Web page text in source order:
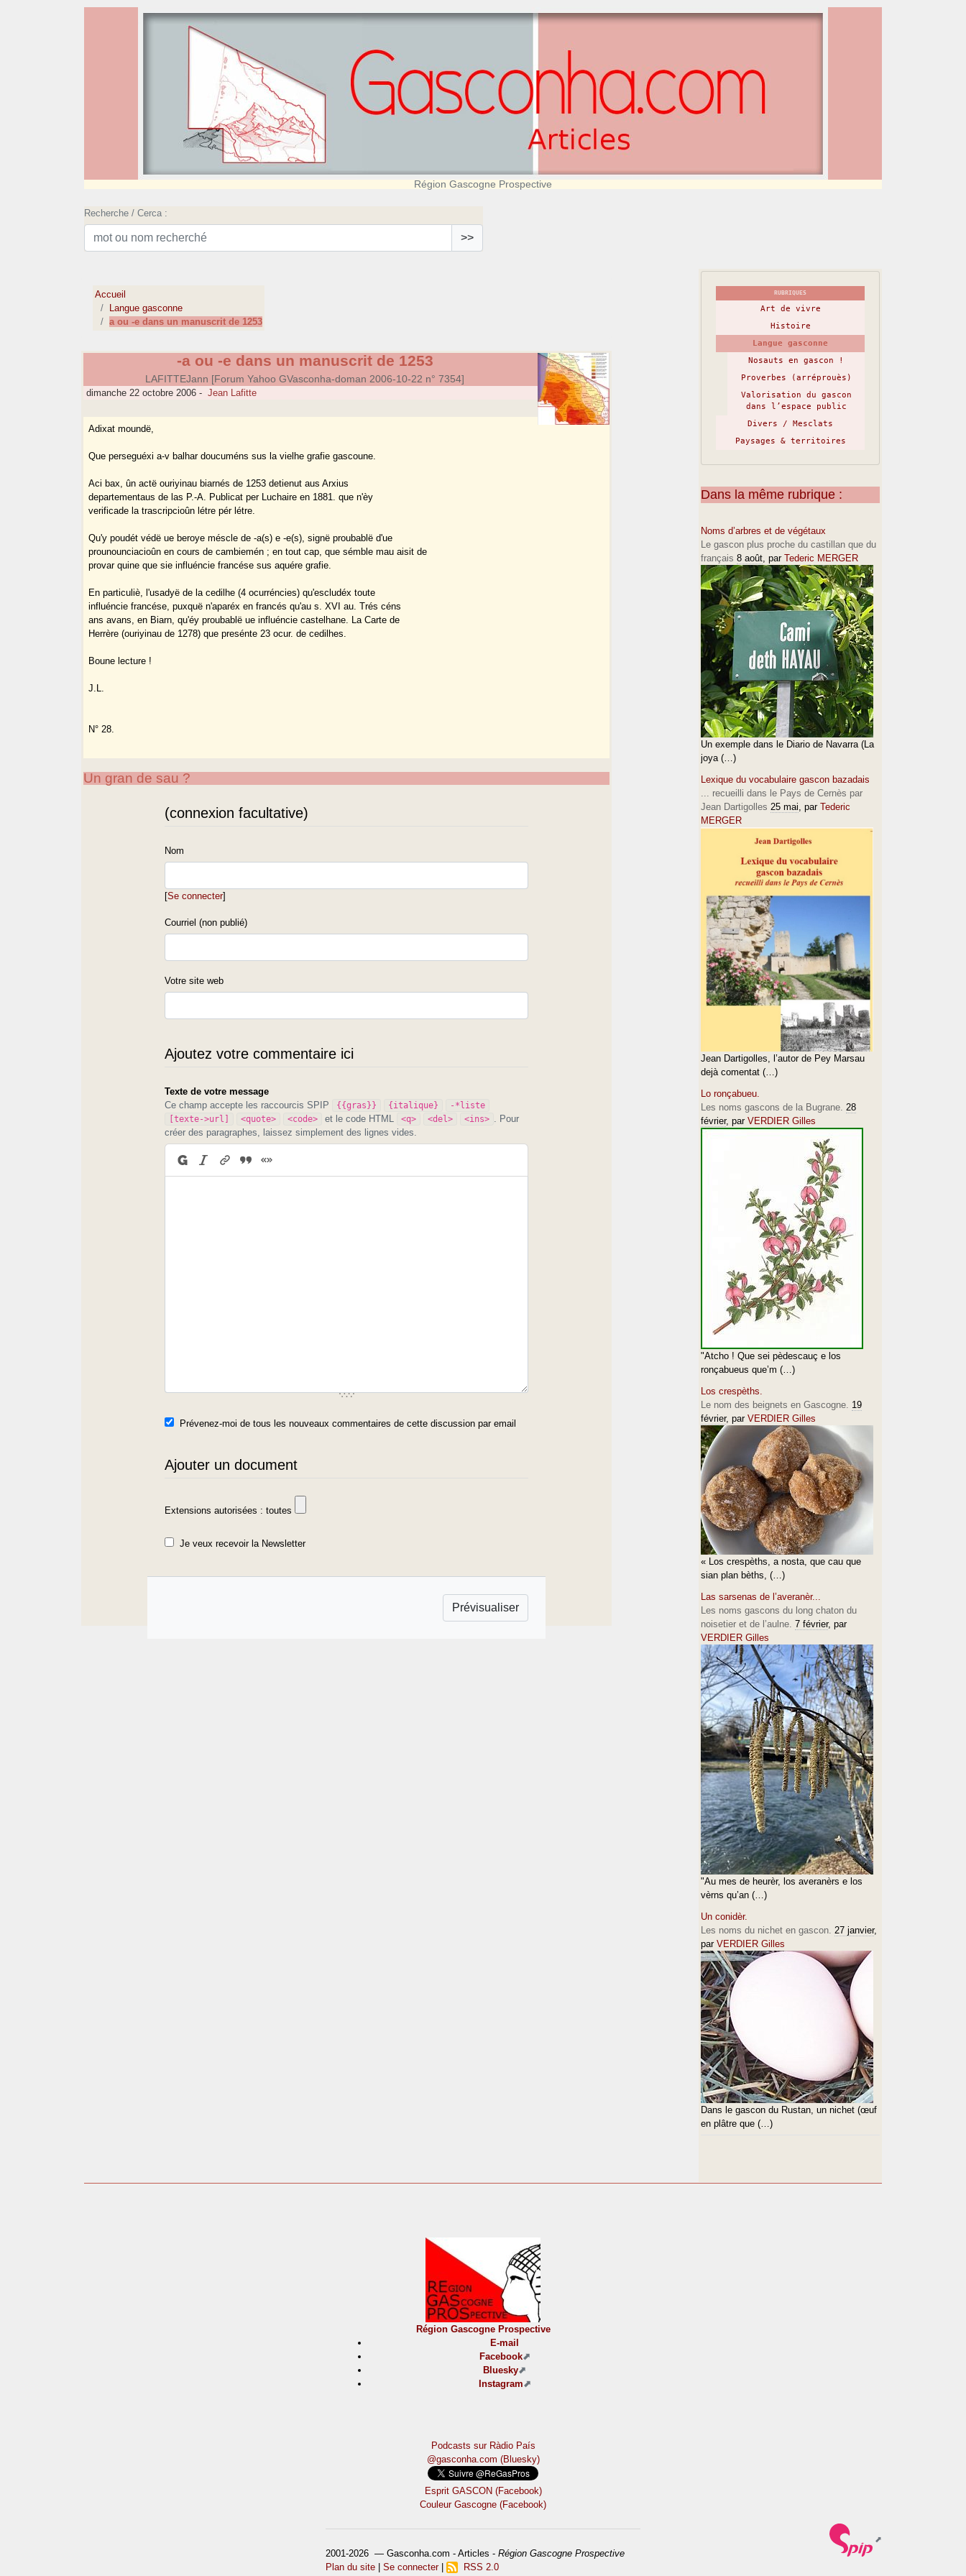
Région Gascogne Prospective
Recherche / Cerca :
>>
Accueil
Langue gasconne
a ou -e dans un manuscrit de 1253
-a ou -e dans un manuscrit de 1253
LAFITTEJann [Forum Yahoo GVasconha-doman 2006-10-22 n° 7354]
dimanche 22 octobre 2006 - Jean Lafitte
Adixat moundë,
Que perseguéxi a-v balhar doucuméns sus la vielhe grafie gascoune.
Aci bax, ûn actë ouriyinau biarnés de 1253 detienut aus Arxius
departementaus de las P.-A. Publicat per Luchaire en 1881. que n'èy
verificade la trascripcioûn létre pér létre.
Qu'y poudét védë ue beroye méscle de -a(s) e -e(s), signë proubablë d'ue
prounounciacioûn en cours de cambiemén ; en tout cap, que sémble mau aisit de
provar quine que sie influéncie francése sus aquére grafie.
En particuliè, l'usadyë de la cedilhe (4 ocurréncies) qu'escludéx toute
influéncie francése, puxquë n'aparéx en francés qu'au s. XVI au. Trés céns
ans avans, en Biarn, qu'éy proubablë ue influéncie castelhane. La Carte de
Herrère (ouriyinau de 1278) que presénte 23 ocur. de cedilhes.
Boune lecture !
J.L.
N° 28.
Un gran de sau ?
(connexion facultative)
Nom
[Se connecter]
Courriel (non publié)
Votre site web
Ajoutez votre commentaire ici
Texte de votre message
Ce champ accepte les raccourcis SPIP
{{gras}} {italique}
-*liste
[texte->url]
<quote> <code> et le code HTML <q> <del> <ins>
. Pour
créer des paragraphes, laissez simplement des lignes vides.
Prévenez-moi de tous les nouveaux commentaires de cette discussion par email
Ajouter un document
Extensions autorisées : toutes
Je veux recevoir la Newsletter
RUBRIQUES
Art de vivre
Histoire
Langue gasconne
Nosauts en gascon !
Proverbes (arréprouès)
Valorisation du gascon
dans l’espace public
Divers / Mesclats
Paysages & territoires
Dans la même rubrique :
Noms d’arbres et de végétaux
Le gascon plus proche du castillan que du
français 8 août, par Tederic MERGER
Un exemple dans le Diario de Navarra (La
joya (…)
Lexique du vocabulaire gascon bazadais
... recueilli dans le Pays de Cernès par
Jean Dartigolles 25 mai, par Tederic
MERGER
Jean Dartigolles, l’autor de Pey Marsau
dejà comentat (…)
Lo ronçabueu.
Les noms gascons de la Bugrane. 28
février, par VERDIER Gilles
"Atcho ! Que sei pèdescauç e los
ronçabueus que’m (…)
Los crespèths.
Le nom des beignets en Gascogne. 19
février, par VERDIER Gilles
« Los crespèths, a nosta, que cau que
sian plan bèths, (…)
Las sarsenas de l’averanèr...
Les noms gascons du long chaton du
noisetier et de l’aulne. 7 février, par
VERDIER Gilles
"Au mes de heurèr, los averanèrs e los
vèrns qu’an (…)
Un conidèr.
Les noms du nichet en gascon. 27 janvier,
par VERDIER Gilles
Dans le gascon du Rustan, un nichet (œuf
en plâtre que (…)
Région Gascogne Prospective
E-mail
Facebook
Bluesky
Instagram
Podcasts sur Ràdio País
@gasconha.com (Bluesky)
Esprit GASCON (Facebook)
Couleur Gascogne (Facebook)
2001-2026 — Gasconha.com - Articles - Région Gascogne Prospective
Plan du site
Se connecter| RSS 2.0